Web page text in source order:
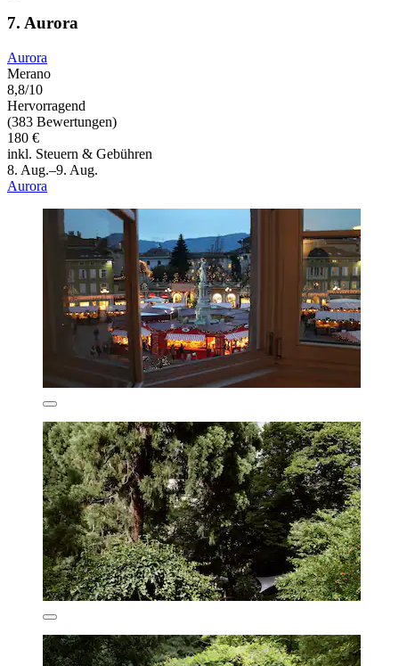
7. Aurora
Aurora
Merano
8,8/10
Hervorragend
(383 Bewertungen)
180 €
inkl. Steuern & Gebühren
8. Aug.–9. Aug.
Aurora